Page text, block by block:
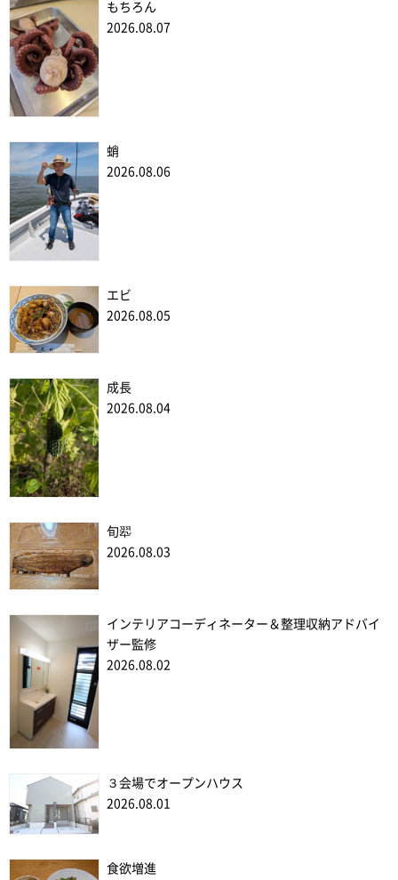
もちろん
2026.08.07
蛸
2026.08.06
エビ
2026.08.05
成長
2026.08.04
旬翆
2026.08.03
インテリアコーディネーター＆整理収納アドバイ
ザー監修
2026.08.02
３会場でオープンハウス
2026.08.01
食欲増進